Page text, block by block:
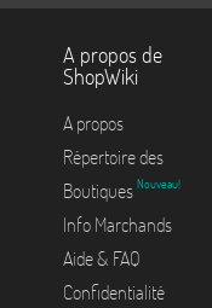
A propos de
ShopWiki
A propos
Répertoire des
Boutiques Nouveau!
Info Marchands
Aide & FAQ
Confidentialité